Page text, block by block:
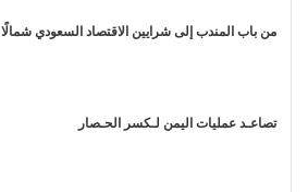
من باب المندب إلى شرايين الاقتصاد السعودي شمالًا
تصاعـد عمليات اليمن لـكسر الحـصار